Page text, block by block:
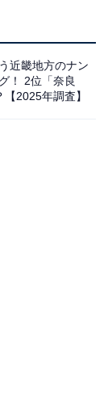
近畿地方のナン
！ 2位「奈良
2025年調査】